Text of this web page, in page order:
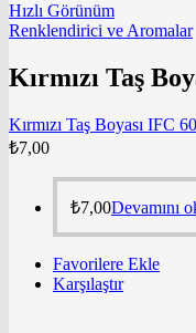
Hızlı Görünüm
Renklendirici ve Aromalar
Kırmızı Taş
Kırmızı Taş Boyası IFC
₺7,00
₺7,00Devamını
Favorilere Ekle
Karşılaştır